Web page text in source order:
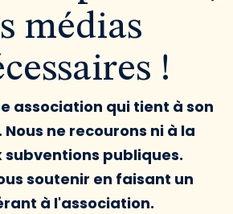
médias
!
association qui tient à son
ne recourons ni à la
publiques.
soutenir en faisant un
à l'association.